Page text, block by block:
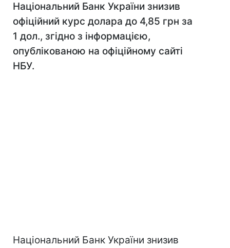
Національний Банк України знизив
офіційний курс долара до 4,85 грн за
1 дол., згідно з інформацією,
опублікованою на офіційному сайті
НБУ.
Національний Банк України знизив